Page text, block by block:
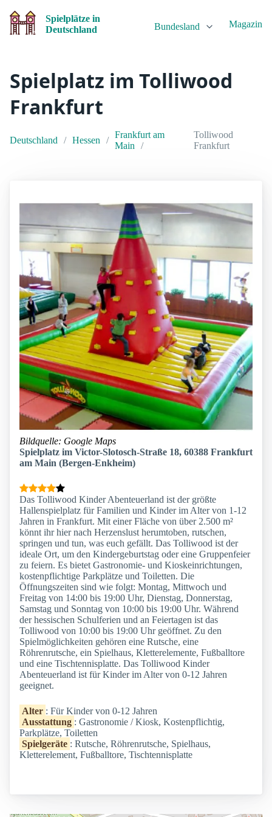
Spielplätze in
Deutschland
Bundesland Magazin
Spielplatz im Tolliwood
Frankfurt
Deutschland Hessen
Frankfurt am
Main
Tolliwood
Frankfurt
Bildquelle: Google Maps
Spielplatz im Victor-Slotosch-Straße 18, 60388 Frankfurt
am Main (Bergen-Enkheim)
Das Tolliwood Kinder Abenteuerland ist der größte
Hallenspielplatz für Familien und Kinder im Alter von 1-12
Jahren in Frankfurt. Mit einer Fläche von über 2.500 m²
könnt ihr hier nach Herzenslust herumtoben, rutschen,
springen und tun, was euch gefällt. Das Tolliwood ist der
ideale Ort, um den Kindergeburtstag oder eine Gruppenfeier
zu feiern. Es bietet Gastronomie- und Kioskeinrichtungen,
kostenpflichtige Parkplätze und Toiletten. Die
Öffnungszeiten sind wie folgt: Montag, Mittwoch und
Freitag von 14:00 bis 19:00 Uhr, Dienstag, Donnerstag,
Samstag und Sonntag von 10:00 bis 19:00 Uhr. Während
der hessischen Schulferien und an Feiertagen ist das
Tolliwood von 10:00 bis 19:00 Uhr geöffnet. Zu den
Spielmöglichkeiten gehören eine Rutsche, eine
Röhrenrutsche, ein Spielhaus, Kletterelemente, Fußballtore
und eine Tischtennisplatte. Das Tolliwood Kinder
Abenteuerland ist für Kinder im Alter von 0-12 Jahren
geeignet.
Alter : Für Kinder von 0-12 Jahren
Ausstattung : Gastronomie / Kiosk, Kostenpflichtig,
Parkplätze, Toiletten
Spielgeräte : Rutsche, Röhrenrutsche, Spielhaus,
Kletterelement, Fußballtore, Tischtennisplatte